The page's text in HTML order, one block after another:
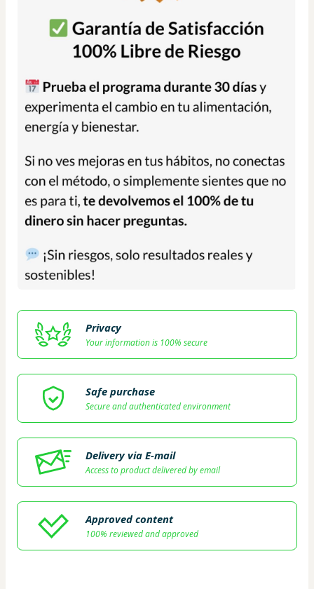
Privacy
Your information is 100% secure
Safe purchase
Secure and authenticated environment
Delivery via E-mail
Access to product delivered by email
Approved content
100% reviewed and approved